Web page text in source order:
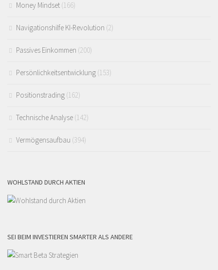
Money Mindset (166)
Navigationshilfe KI-Revolution (2)
Passives Einkommen (200)
Persönlichkeitsentwicklung (153)
Positionstrading (162)
Technische Analyse (142)
Vermögensaufbau (394)
WOHLSTAND DURCH AKTIEN
SEI BEIM INVESTIEREN SMARTER ALS ANDERE